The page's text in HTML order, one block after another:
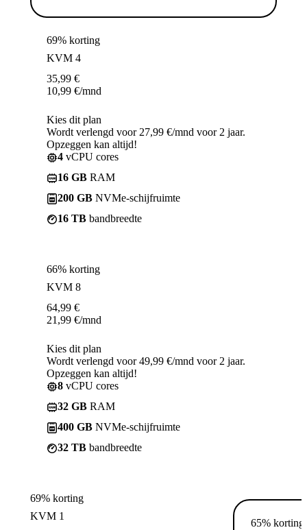
69% korting
KVM 4
35,99 €
10,99 €/mnd
Kies dit plan
Wordt verlengd voor 27,99 €/mnd voor 2 jaar.
Opzeggen kan altijd!
4 vCPU cores
16 GB RAM
200 GB NVMe-schijfruimte
16 TB bandbreedte
66% korting
KVM 8
64,99 €
21,99 €/mnd
Kies dit plan
Wordt verlengd voor 49,99 €/mnd voor 2 jaar.
Opzeggen kan altijd!
8 vCPU cores
32 GB RAM
400 GB NVMe-schijfruimte
32 TB bandbreedte
69% korting
KVM 1
65% korting